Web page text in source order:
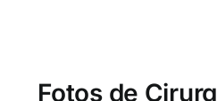
Fotos de